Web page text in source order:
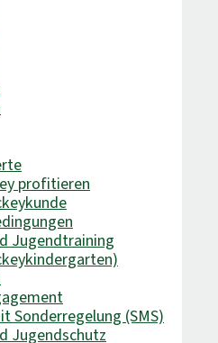
profitieren
Jugendtraining
Sonderregelung (SMS)
Jugendschutz